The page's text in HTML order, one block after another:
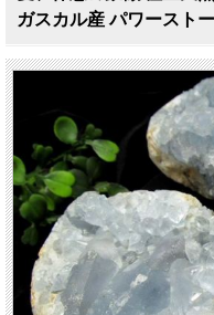
ガスカル産 パワースト